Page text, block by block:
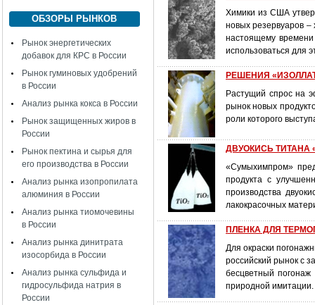
ОБЗОРЫ РЫНКОВ
Рынок энергетических
добавок для КРС в России
Рынок гуминовых удобрений
в России
Анализ рынка кокса в России
Рынок защищенных жиров в
России
Рынок пектина и сырья для
его производства в России
Анализ рынка изопропилата
алюминия в России
Анализ рынка тиомочевины
в России
Анализ рынка динитрата
изосорбида в России
Анализ рынка сульфида и
гидросульфида натрия в
России
Химики из США
новых резервуаров
настоящему
использоваться для
РЕШЕНИЯ
Растущий спрос на
рынок новых
роли которого
ДВУОКИСЬ ТИТАНА
«Сумыхимпром»
продукта с
производства
лакокрасочных
ПЛЕНКА ДЛЯ
Для окраски
российский рынок с
бесцветный
природной имитации.